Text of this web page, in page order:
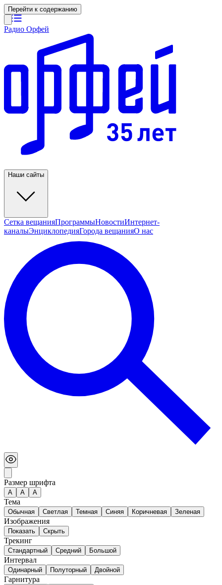
Перейти к содержанию
Радио Орфей
Наши сайты
Сетка вещанияПрограммыНовостиИнтернет-
каналыЭнциклопедияГорода вещанияО нас
Размер шрифта
А A A
Тема
Обычная Светлая Темная Синяя Коричневая Зеленая
Изображения
Показать Скрыть
Трекинг
Стандартный Средний Большой
Интервал
Одинарный Полуторный Двойной
Гарнитура